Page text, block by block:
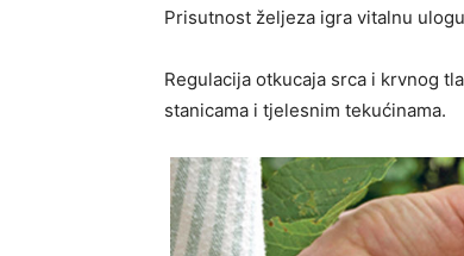
Prisutnost željeza igra vitalnu
Regulacija otkucaja srca i krvnog
stanicama i tjelesnim tekućinama.